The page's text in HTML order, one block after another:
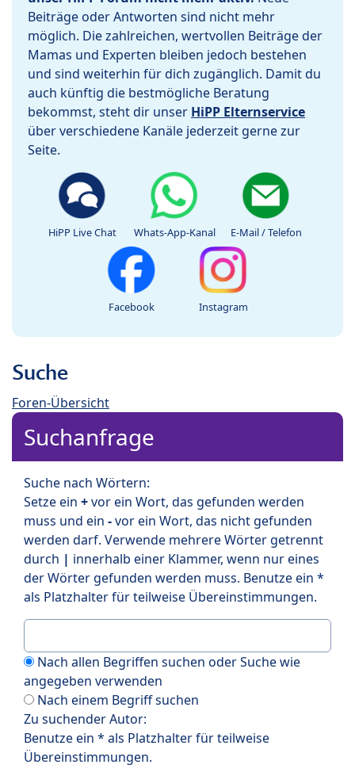
Beiträge oder Antworten sind nicht mehr
möglich. Die zahlreichen, wertvollen Beiträge der
Mamas und Experten bleiben jedoch bestehen
und sind weiterhin für dich zugänglich. Damit du
auch künftig die bestmögliche Beratung
bekommst, steht dir unser HiPP Elternservice
über verschiedene Kanäle jederzeit gerne zur
Seite.
HiPP Live Chat Whats-App-Kanal E-Mail / Telefon
Facebook Instagram
Suche
Foren-Übersicht
Suchanfrage
Suche nach Wörtern:
Setze ein +vor ein Wort, das gefunden werden
muss und ein -vor ein Wort, das nicht gefunden
werden darf. Verwende mehrere Wörter getrennt
durch | innerhalb einer Klammer, wenn nur eines
der Wörter gefunden werden muss. Benutze ein *
als Platzhalter für teilweise Übereinstimmungen.
Nach allen Begriffen suchen oder Suche wie
angegeben verwenden
Nach einem Begriff suchen
Zu suchender Autor:
Benutze ein * als Platzhalter für teilweise
Übereinstimmungen.